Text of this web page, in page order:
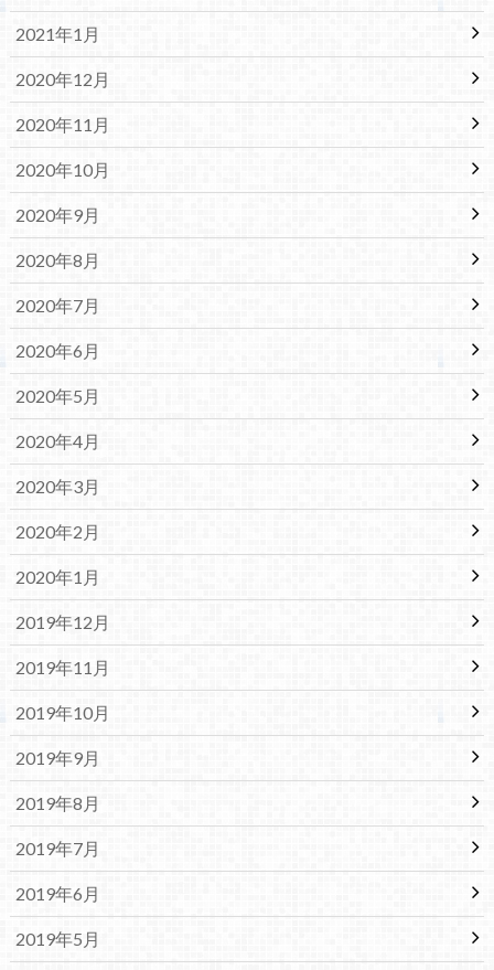
2021年1月
2020年12月
2020年11月
2020年10月
2020年9月
2020年8月
2020年7月
2020年6月
2020年5月
2020年4月
2020年3月
2020年2月
2020年1月
2019年12月
2019年11月
2019年10月
2019年9月
2019年8月
2019年7月
2019年6月
2019年5月